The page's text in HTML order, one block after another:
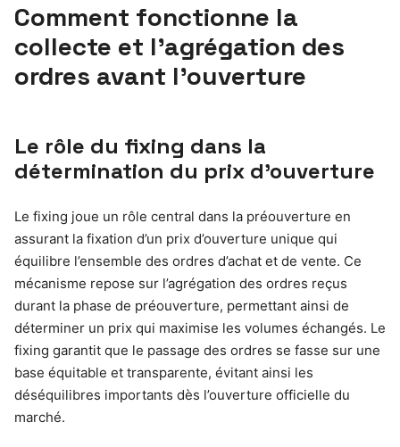
Comment fonctionne la
collecte et l’agrégation des
ordres avant l’ouverture
Le rôle du fixing dans la
détermination du prix d’ouverture
Le fixing joue un rôle central dans la préouverture en
assurant la fixation d’un prix d’ouverture unique qui
équilibre l’ensemble des ordres d’achat et de vente. Ce
mécanisme repose sur l’agrégation des ordres reçus
durant la phase de préouverture, permettant ainsi de
déterminer un prix qui maximise les volumes échangés. Le
fixing garantit que le passage des ordres se fasse sur une
base équitable et transparente, évitant ainsi les
déséquilibres importants dès l’ouverture officielle du
marché.